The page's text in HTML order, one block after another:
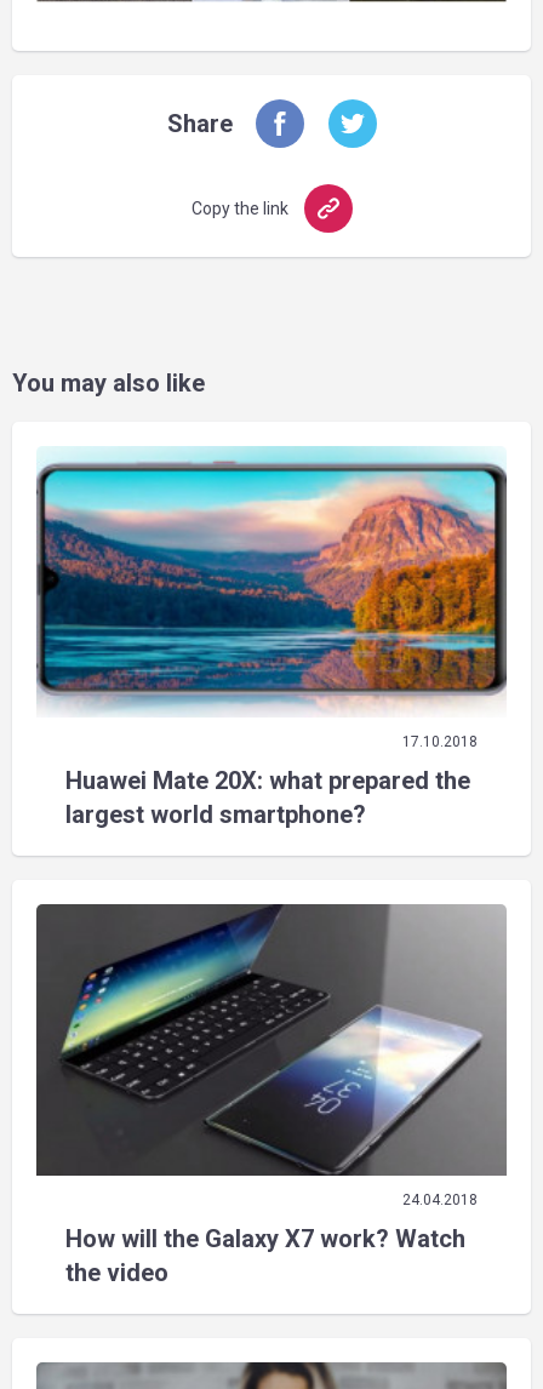
Share
Copy the link
You may also like
17.10.2018
Huawei Mate 20X: what prepared the
largest world smartphone?
24.04.2018
How will the Galaxy X7 work? Watch
the video